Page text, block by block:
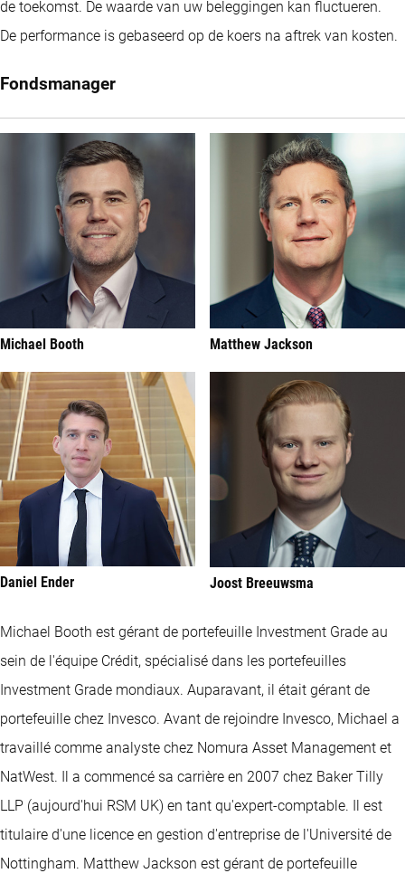
de toekomst. De waarde van uw beleggingen kan fluctueren.
De performance is gebaseerd op de koers na aftrek van kosten.
Fondsmanager
Michael Booth Matthew Jackson
Daniel Ender Joost Breeuwsma
Michael Booth est gérant de portefeuille Investment Grade au
sein de l'équipe Crédit, spécialisé dans les portefeuilles
Investment Grade mondiaux. Auparavant, il était gérant de
portefeuille chez Invesco. Avant de rejoindre Invesco, Michael a
travaillé comme analyste chez Nomura Asset Management et
NatWest. Il a commencé sa carrière en 2007 chez Baker Tilly
LLP (aujourd'hui RSM UK) en tant qu'expert-comptable. Il est
titulaire d'une licence en gestion d'entreprise de l'Université de
Nottingham. Matthew Jackson est gérant de portefeuille